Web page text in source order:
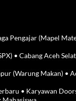
Pengajar (Mapel
• Cabang Aceh
(Warung Makan) •
• Karyawan